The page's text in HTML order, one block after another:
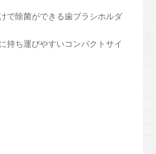
で除菌ができる歯ブラシホルダ
持ち運びやすいコンパクトサイ